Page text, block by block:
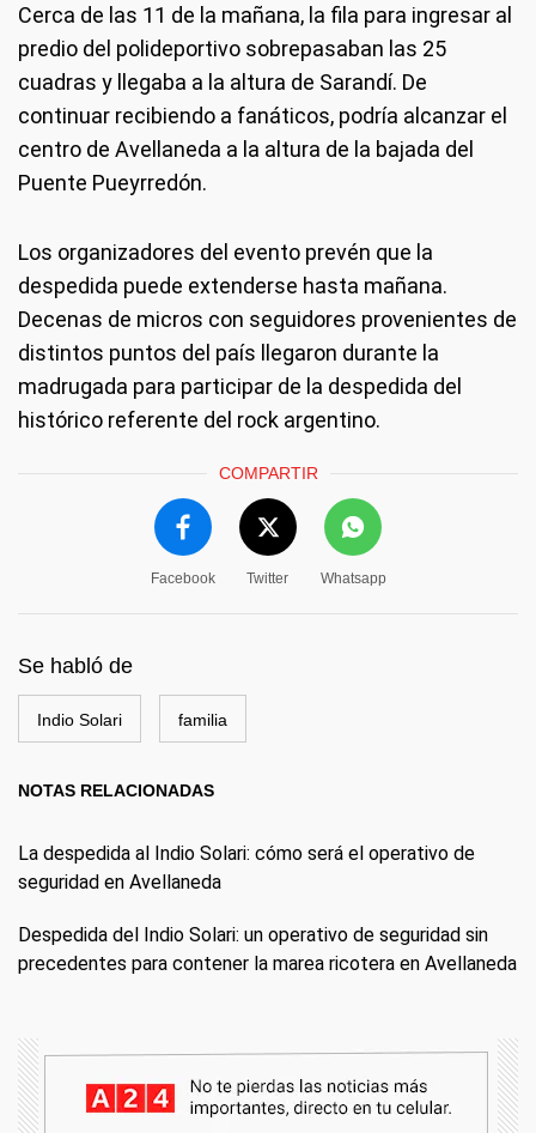
Cerca de las 11 de la mañana, la fila para ingresar al
predio del polideportivo sobrepasaban las 25
cuadras y llegaba a la altura de Sarandí. De
continuar recibiendo a fanáticos, podría alcanzar el
centro de Avellaneda a la altura de la bajada del
Puente Pueyrredón.
Los organizadores del evento prevén que la
despedida puede extenderse hasta mañana.
Decenas de micros con seguidores provenientes de
distintos puntos del país llegaron durante la
madrugada para participar de la despedida del
histórico referente del rock argentino.
COMPARTIR
Facebook Twitter Whatsapp
Se habló de
Indio Solari familia
NOTAS RELACIONADAS
La despedida al Indio Solari: cómo será el operativo de
seguridad en Avellaneda
Despedida del Indio Solari: un operativo de seguridad sin
precedentes para contener la marea ricotera en Avellaneda